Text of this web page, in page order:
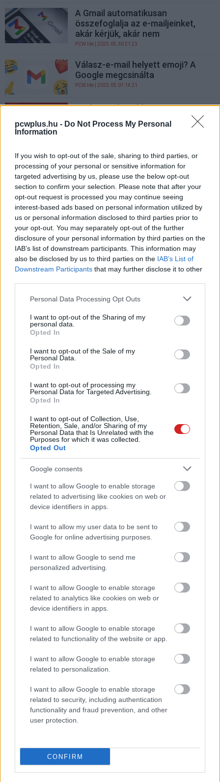
pcwplus.hu - Do Not Process My Personal
Information
If you wish to opt-out of the sale, sharing to third parties, or
processing of your personal or sensitive information for
targeted advertising by us, please use the below opt-out
section to confirm your selection. Please note that after your
opt-out request is processed you may continue seeing
interest-based ads based on personal information utilized by
us or personal information disclosed to third parties prior to
your opt-out. You may separately opt-out of the further
disclosure of your personal information by third parties on the
IAB’s list of downstream participants. This information may
also be disclosed by us to third parties on the IAB’s List of
Downstream Participants that may further disclose it to other
Please note that this website/app uses one or more Google
not limited to your visit or usage behaviour. You may click to
grant or deny consent to Google and its third-party tags to
use your data for below specified purposes in below Google
consent section.
Personal Data Processing Opt Outs
I want to opt-out of the Sharing of my
personal data.
Opted In
I want to opt-out of the Sale of my
Personal Data.
Opted In
I want to opt-out of processing my
Personal Data for Targeted Advertising.
Opted In
I want to opt-out of Collection, Use,
Retention, Sale, and/or Sharing of my
Personal Data that Is Unrelated with the
Purposes for which it was collected.
Opted Out
Google consents
I want to allow Google to enable storage
related to advertising like cookies on web or
device identifiers in apps.
I want to allow my user data to be sent to
Google for online advertising purposes.
I want to allow Google to send me
personalized advertising.
I want to allow Google to enable storage
related to analytics like cookies on web or
device identifiers in apps.
I want to allow Google to enable storage
related to functionality of the website or app.
I want to allow Google to enable storage
related to personalization.
I want to allow Google to enable storage
related to security, including authentication
functionality and fraud prevention, and other
user protection.
CONFIRM
A Gmail automatikusan
összefoglalja az e-mailjeinket,
akár kérjük, akár nem
PCW.lite | 2025.05.30 21:23
Válasz-e-mail helyett emoji? A
Google megcsinálta
PCW.lite | 2025.05.01 14:21
Ezek ma a legjobb
PCW.lite| 2025.03.23 09:16
Microsoft Outlook (new) teszt -
ilyen az, amikor a Copilot AI
találkozik a levelezéseddel
PCW.lite | 2025.03.12 14:30
A Google kritikus hibát javított,
amely felfedhette a YouTube-
felhasználók e-mail címeit
PCW.lite| 2025.02.13 11:40
Az X elvileg alig éri el a nullszaldót,
Elon Musk viszont tagad
PCW.lite | 2025.01.26 18:02
Nem működik rendesen az
mailes azonosítással
Erre érdemes figyelni - ravasz
trükkel próbálják átverni az OTP
Tippek | 2024.04.22 19:32
Elöntenek a hírlevelek? A Gmail
Napokon belül indulhat a rendszer,
amivel a kikapcsolt androidos
telefonod is megtalálhatod
OTP-s ügyfél vagy? Vigyázz ezzel
PCW.lite| 2024.03.20 13:31
Elon Musk beperelte az OpenAI-t,
amely válaszul e-maileket hozott
nyilvánosságra
| 2024.03.07 17:01
Megszűnik a DIGI egyik
alapszolgáltatása – így kerülheted
el az adatvesztést
PCW.lite
Internetes csalók ismét a Netflix
előfizetők adataira pályáznak
ellenőrizheted, hogy téged is
érint-e